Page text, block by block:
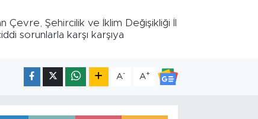
Çevre, Şehircilik ve İklim Değişikliği İl
sorunlarla karşı karşıya
A- A+